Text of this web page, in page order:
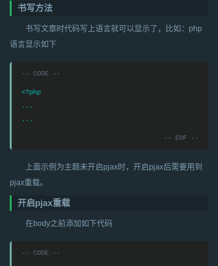
书写方法
书写文章时代码写上语言就可以显示了，比如：php
语言显示如下
<?php
...
...
上面示例为主题未开启pjax时，开启pjax后需要用到
pjax重载。
开启pjax重载
在body之前添加如下代码